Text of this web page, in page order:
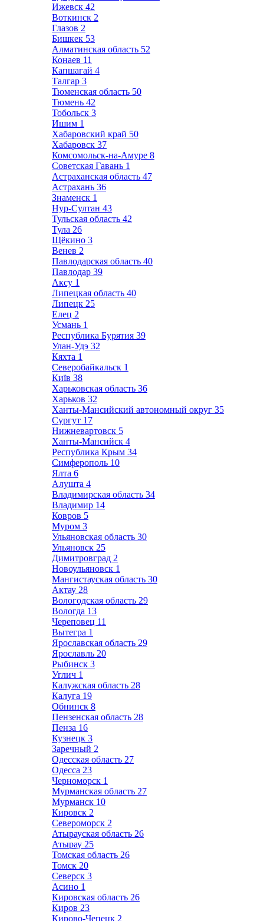
Ижевск 42
Воткинск 2
Глазов 2
Бишкек 53
Алматинская область 52
Конаев 11
Капшагай 4
Талгар 3
Тюменская область 50
Тюмень 42
Тобольск 3
Ишим 1
Хабаровский край 50
Хабаровск 37
Комсомольск-на-Амуре 8
Советская Гавань 1
Астраханская область 47
Астрахань 36
Знаменск 1
Нур-Султан 43
Тульская область 42
Тула 26
Щёкино 3
Венев 2
Павлодарская область 40
Павлодар 39
Аксу 1
Липецкая область 40
Липецк 25
Елец 2
Усмань 1
Республика Бурятия 39
Улан-Удэ 32
Кяхта 1
Северобайкальск 1
Київ 38
Харьковская область 36
Харьков 32
Ханты-Мансийский автономный округ 35
Сургут 17
Нижневартовск 5
Ханты-Мансийск 4
Республика Крым 34
Симферополь 10
Ялта 6
Алушта 4
Владимирская область 34
Владимир 14
Ковров 5
Муром 3
Ульяновская область 30
Ульяновск 25
Димитровград 2
Новоульяновск 1
Мангистауская область 30
Актау 28
Вологодская область 29
Вологда 13
Череповец 11
Вытегра 1
Ярославская область 29
Ярославль 20
Рыбинск 3
Углич 1
Калужская область 28
Калуга 19
Обнинск 8
Пензенская область 28
Пенза 16
Кузнецк 3
Заречный 2
Одесская область 27
Одесса 23
Черноморск 1
Мурманская область 27
Мурманск 10
Кировск 2
Североморск 2
Атырауская область 26
Атырау 25
Томская область 26
Томск 20
Северск 3
Асино 1
Кировская область 26
Киров 23
Кирово-Чепецк 2